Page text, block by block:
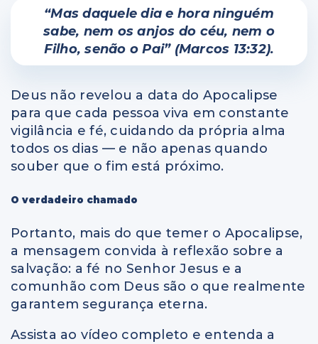
“Mas daquele dia e hora ninguém
sabe, nem os anjos do céu, nem o
Filho, senão o Pai” (Marcos 13:32).
Deus não revelou a data do Apocalipse
para que cada pessoa viva em constante
vigilância e fé, cuidando da própria alma
todos os dias — e não apenas quando
souber que o fim está próximo.
O verdadeiro chamado
Portanto, mais do que temer o Apocalipse,
a mensagem convida à reflexão sobre a
salvação: a fé no Senhor Jesus e a
comunhão com Deus são o que realmente
garantem segurança eterna.
Assista ao vídeo completo e entenda a